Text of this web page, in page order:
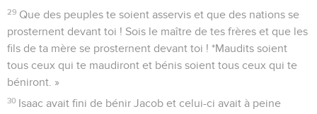
29 Que des peuples te soient asservis et que des nations se
prosternent devant toi ! Sois le maître de tes frères et que les
fils de ta mère se prosternent devant toi ! *Maudits soient
tous ceux qui te maudiront et bénis soient tous ceux qui te
béniront. »
30 Isaac avait fini de bénir Jacob et celui-ci avait à peine